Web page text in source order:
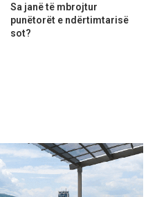
Sa janë të mbrojtur
punëtorët e ndërtimtarisë
sot?